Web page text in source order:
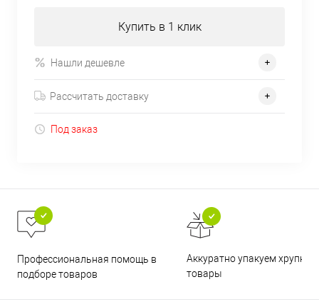
Купить в 1 клик
Нашли дешевле
Рассчитать доставку
Под заказ
Профессиональная помощь в
подборе товаров
Аккуратно упакуем хрупкие
товары